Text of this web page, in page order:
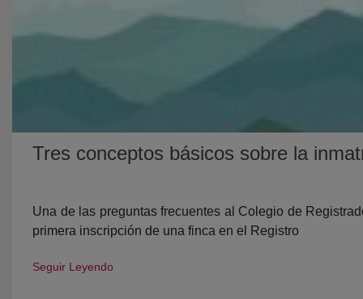
Tres conceptos básicos sobre la
Una de las preguntas frecuentes al Colegio de
primera inscripción de una finca en el Registro
Seguir Leyendo